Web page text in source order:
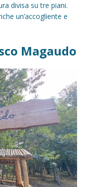
divisa su tre piani.
un’accogliente e
Magaudo